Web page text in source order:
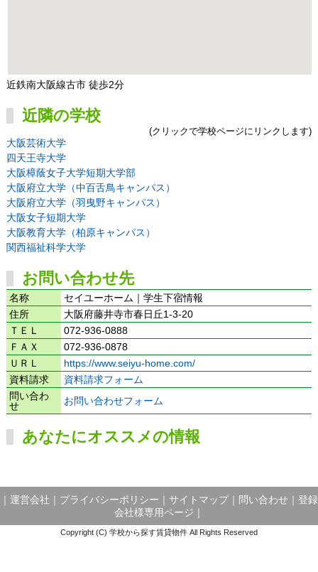
近鉄南大阪線古市 徒歩2分
近隣の学校
(クリックで学校ページにリンクします)
大阪芸術大学
四天王寺大学
大阪樟蔭女子大学短期大学部
大阪府立大学（中百舌鳥キャンパス）
大阪府立大学（羽曳野キャンパス）
大阪女子短期大学
大阪教育大学（柏原キャンパス）
関西福祉科学大学
お問い合わせ先
名称
セイユーホーム｜学生下宿情報
住所
大阪府藤井寺市春日丘1-3-20
ＴＥＬ
072-936-0888
ＦＡＸ
072-936-0878
ＵＲＬ
https://www.seiyu-home.com/
資料請求
資料請求フォーム
問い合わ
せ
お問い合わせフォーム
あなたにオススメの情報
運営会社 プライバシーポリシー サイトマップ｜ 問い合わせ
登録
会社様専用ページ
Copyright (C) 学校から探す賃貸物件 All Rights Reserved